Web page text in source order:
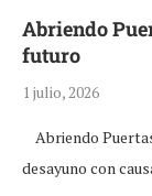
Abriendo
futuro
1 julio, 2026
Abriendo
desayuno con